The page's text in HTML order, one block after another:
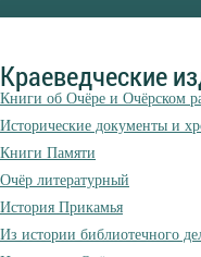
Краеведческие
Книги об Очёре и Очёрском
Исторические документы и
Книги Памяти
Очёр литературный
История Прикамья
Из истории библиотечного